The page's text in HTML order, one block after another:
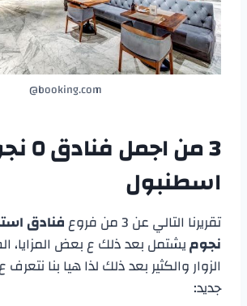
booking.com@
3 من اجمل
اسطنبول
تقريرنا التالي عن 3 من فروع
فنادق
نجوميشتمل بعد ذلك ع بعض المزايا،
الزوار والكثير بعد ذلك لذا هيا بنا
جديد: